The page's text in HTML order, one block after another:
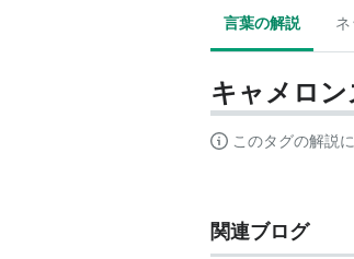
言葉の解説
キャメロ
このタグの解説
関連ブログ